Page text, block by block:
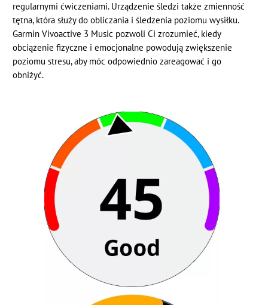
regularnymi ćwiczeniami. Urządzenie śledzi także zmienność
tętna, która służy do obliczania i śledzenia poziomu wysiłku.
Garmin Vivoactive 3 Music pozwoli Ci zrozumieć, kiedy
obciążenie fizyczne i emocjonalne powodują zwiększenie
poziomu stresu, aby móc odpowiednio zareagować i go
obniżyć.